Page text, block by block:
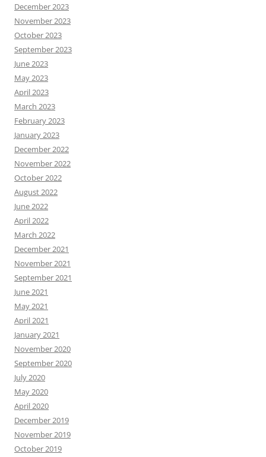
December 2023
November 2023
October 2023
September 2023
June 2023
May 2023
April 2023
March 2023
February 2023
January 2023
December 2022
November 2022
October 2022
August 2022
June 2022
April 2022
March 2022
December 2021
November 2021
September 2021
June 2021
May 2021
April 2021
January 2021
November 2020
September 2020
July 2020
May 2020
April 2020
December 2019
November 2019
October 2019